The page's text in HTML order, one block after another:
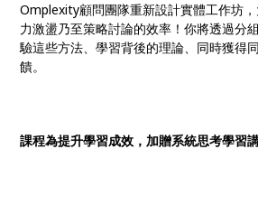
Omplexity顧問團隊重新設計實體工作坊
力激盪乃至策略討論的效率！你將透過分
驗這些方法、學習背後的理論、同時獲得
饋。
課程為提升學習成效，加贈系統思考學習講